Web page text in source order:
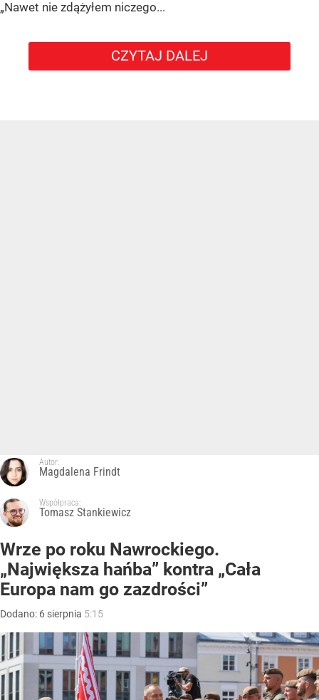
„Nawet nie zdążyłem niczego...
CZYTAJ DALEJ
Autor:
Magdalena Frindt
Współpraca:
Tomasz Stankiewicz
Wrze po roku Nawrockiego.
„Największa hańba” kontra „Cała
Europa nam go zazdrości”
Dodano: 6 sierpnia 5:15